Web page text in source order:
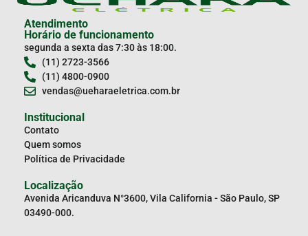
Atendimento
Horário de funcionamento
segunda a sexta das 7:30 às 18:00.
(11) 2723-3566
(11) 4800-0900
vendas@ueharaeletrica.com.br
Institucional
Contato
Quem somos
Política de Privacidade
Localização
Avenida Aricanduva N°3600, Vila California - São Paulo, SP
03490-000.